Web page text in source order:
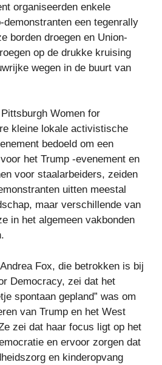
organiseerden enkele
demonstranten een tegenrally
borden droegen en Union-
op de drukke kruising
wegen in de buurt van
Women for
kleine lokale activistische
bedoeld om een
het Trump -evenement en
voor staalarbeiders, zeiden
uitten meestal
maar verschillende van
in het algemeen vakbonden
Fox, die betrokken is bij
Democracy, zei dat het
spontaan gepland” was om
van Trump en het West
zei dat haar focus ligt op het
en ervoor zorgen dat
en kinderopvang